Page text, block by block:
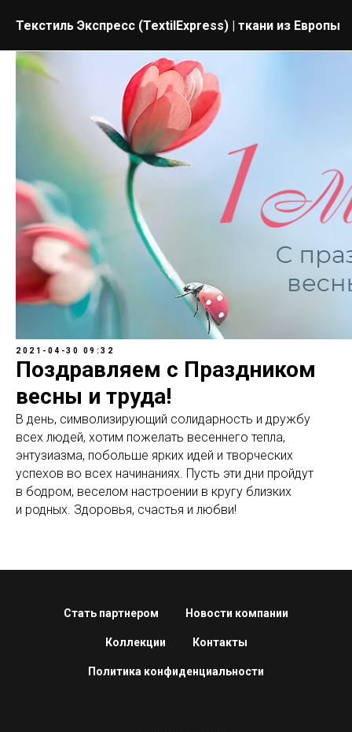
Текстиль Экспресс (TextilExpress) | ткани из Европы
2021-04-30 09:32
Поздравляем с Праздником
весны и труда!
В день, символизирующий солидарность и дружбу
всех людей, хотим пожелать весеннего тепла,
энтузиазма, побольше ярких идей и творческих
успехов во всех начинаниях. Пусть эти дни пройдут
в бодром, веселом настроении в кругу близких
и родных. Здоровья, счастья и любви!
Стать партнером Новости компании
Коллекции Контакты
Политика конфиденциальности